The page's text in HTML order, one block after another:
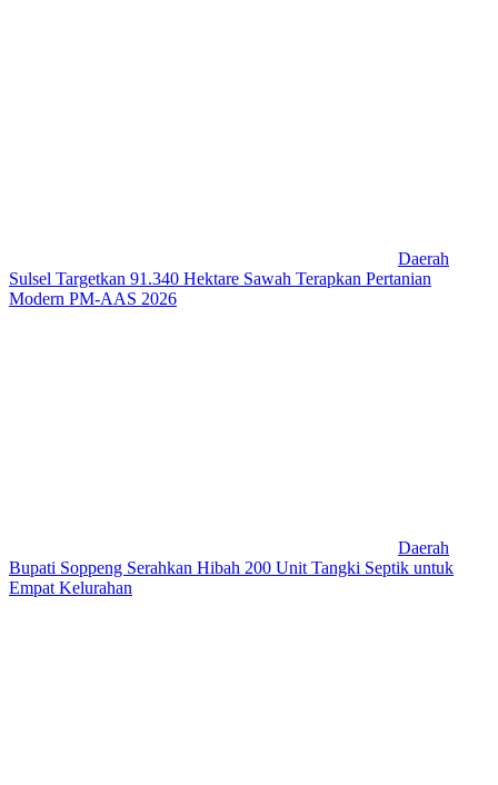
Daerah
Sulsel Targetkan 91.340 Hektare Sawah Terapkan Pertanian
Modern PM-AAS 2026
Daerah
Bupati Soppeng Serahkan Hibah 200 Unit Tangki Septik untuk
Empat Kelurahan